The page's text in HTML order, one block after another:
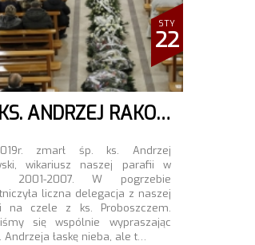
STY
22
ŚP. KS. ANDRZEJ RAKOWSKI
zmarł śp. ks. Andrzej
wikariusz naszej parafii w
2001-2007. W pogrzebie
liczna delegacja z naszej
na czele z ks. Proboszczem.
się wspólnie wypraszając
Andrzeja łaskę nieba, ale t…